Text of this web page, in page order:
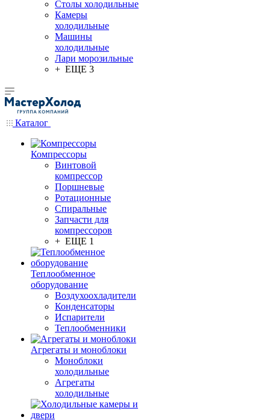
Столы холодильные
Камеры
холодильные
Машины
холодильные
Лари морозильные
+ ЕЩЕ 3
Каталог
Компрессоры
Винтовой
компрессор
Поршневые
Ротационные
Спиральные
Запчасти для
компрессоров
+ ЕЩЕ 1
Теплообменное
оборудование
Воздухоохладители
Конденсаторы
Испарители
Теплообменники
Агрегаты и моноблоки
Моноблоки
холодильные
Агрегаты
холодильные